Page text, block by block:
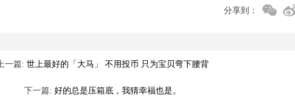
分享到：
上一篇: 世上最好的「大马」 不用投币 只为宝贝弯下腰背
下一篇: 好的总是压箱底，我猜幸福也是。